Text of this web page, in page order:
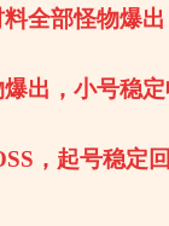
全部怪物爆
出，小号稳
，起号稳定